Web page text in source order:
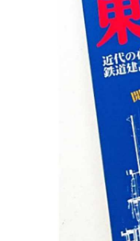
2026